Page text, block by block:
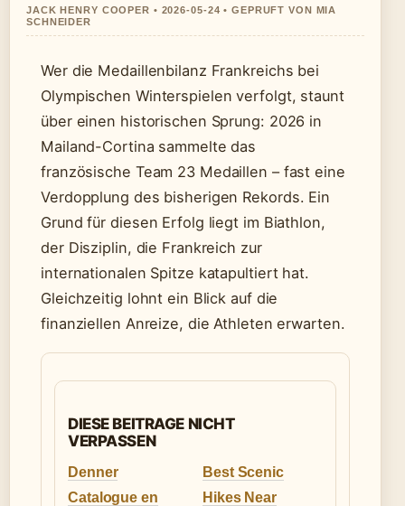
JACK HENRY COOPER • 2026-05-24 • GEPRUFT VON MIA
SCHNEIDER
Wer die Medaillenbilanz Frankreichs bei
Olympischen Winterspielen verfolgt, staunt
über einen historischen Sprung: 2026 in
Mailand-Cortina sammelte das
französische Team 23 Medaillen – fast eine
Verdopplung des bisherigen Rekords. Ein
Grund für diesen Erfolg liegt im Biathlon,
der Disziplin, die Frankreich zur
internationalen Spitze katapultiert hat.
Gleichzeitig lohnt ein Blick auf die
finanziellen Anreize, die Athleten erwarten.
DIESE BEITRAGE NICHT
VERPASSEN
Denner
Catalogue en
Best Scenic
Hikes Near